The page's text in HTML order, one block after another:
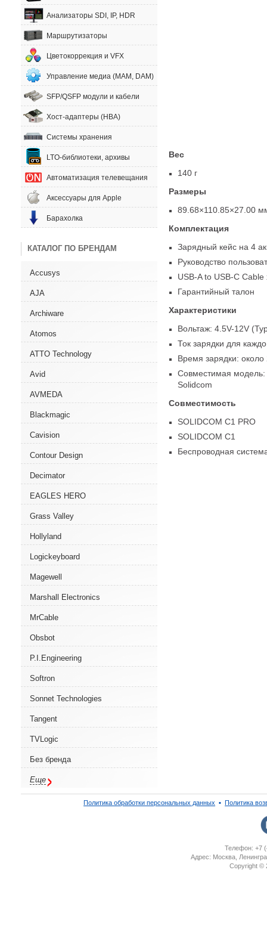
Анализаторы SDI, IP, HDR
Маршрутизаторы
Цветокоррекция и VFX
Управление медиа (MAM, DAM)
SFP/QSFP модули и кабели
Хост-адаптеры (HBA)
Системы хранения
LTO-библиотеки, архивы
Автоматизация телевещания
Аксессуары для Apple
Барахолка
КАТАЛОГ ПО БРЕНДАМ
Accusys
AJA
Archiware
Atomos
ATTO Technology
Avid
AVMEDA
Blackmagic
Cavision
Contour Design
Decimator
EAGLES HERO
Grass Valley
Hollyland
Logickeyboard
Magewell
Marshall Electronics
MrCable
Obsbot
P.I.Engineering
Softron
Sonnet Technologies
Tangent
TVLogic
Без бренда
Еще
Вес
140 г
Размеры
89.68×110.85×27.00
Комплектация
Зарядный кейс на 4
Руководство
USB-A to USB-C Cable
Гарантийный талон
Характеристики
Вольтаж: 4.5V-12V (
Ток зарядки для
Время зарядки: около
Совместимая модель:
Solidcom
Совместимость
SOLIDCOM C1 PRO
SOLIDCOM C1
Беспроводная
Политика обработки персональных данных ▪ Политика
Телефон: +7
Адрес: Москва,
Copyright ©